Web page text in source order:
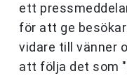
ett
för att ge
vidare till vänner
att följa det som